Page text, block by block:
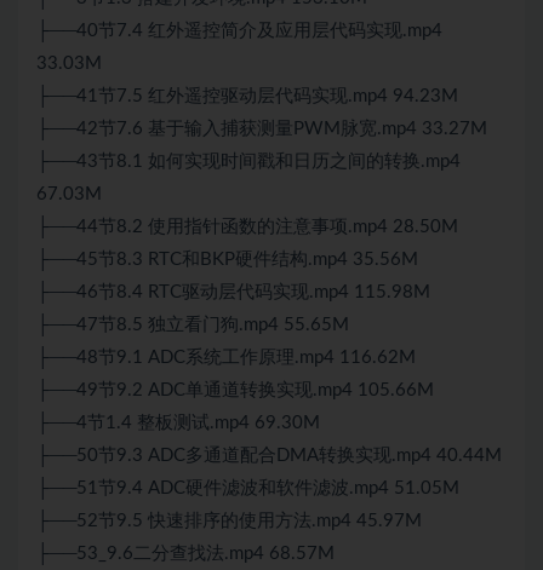
├──40节7.4 红外遥控简介及应用层代码实现.mp4
33.03M
├──41节7.5 红外遥控驱动层代码实现.mp4 94.23M
├──42节7.6 基于输入捕获测量PWM脉宽.mp4 33.27M
├──43节8.1 如何实现时间戳和日历之间的转换.mp4
67.03M
├──44节8.2 使用指针函数的注意事项.mp4 28.50M
├──45节8.3 RTC和BKP硬件结构.mp4 35.56M
├──46节8.4 RTC驱动层代码实现.mp4 115.98M
├──47节8.5 独立看门狗.mp4 55.65M
├──48节9.1 ADC系统工作原理.mp4 116.62M
├──49节9.2 ADC单通道转换实现.mp4 105.66M
├──4节1.4 整板 测试.mp4 69.30M
├──50节9.3 ADC多通道配合DMA转换实现.mp4 40.44M
├──51节9.4 ADC硬件滤波和软件滤波.mp4 51.05M
├──52节9.5 快速排序的使用方法.mp4 45.97M
├──53_9.6二分查找法.mp4 68.57M